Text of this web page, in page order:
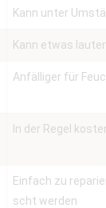
Kann unter
Kann etwas
Anfälliger für
In der Regel
Einfach zu
scht werden